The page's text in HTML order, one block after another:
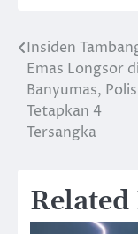
Navigasi
pos
Insiden
Emas Longsor di
Banyumas,
Tetapkan 4
Tersangka
Related